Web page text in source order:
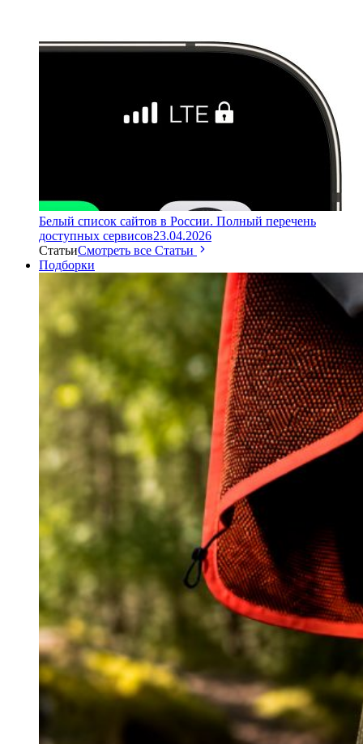
Белый список сайтов в России. Полный перечень
доступных сервисов23.04.2026
СтатьиСмотреть все Статьи
Подборки